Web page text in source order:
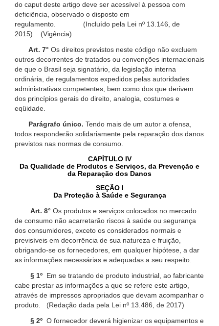
do caput deste artigo deve ser acessível à pessoa com
deficiência, observado o disposto em
regulamento. (Incluído pela Lei nº 13.146, de
2015) (Vigência)
Art. 7° Os direitos previstos neste código não excluem
outros decorrentes de tratados ou convenções internacionais
de que o Brasil seja signatário, da legislação interna
ordinária, de regulamentos expedidos pelas autoridades
administrativas competentes, bem como dos que derivem
dos princípios gerais do direito, analogia, costumes e
eqüidade.
Parágrafo único. Tendo mais de um autor a ofensa,
todos responderão solidariamente pela reparação dos danos
previstos nas normas de consumo.
CAPÍTULO IV
Da Qualidade de Produtos e Serviços, da Prevenção e
da Reparação dos Danos
SEÇÃO I
Da Proteção à Saúde e Segurança
Art. 8° Os produtos e serviços colocados no mercado
de consumo não acarretarão riscos à saúde ou segurança
dos consumidores, exceto os considerados normais e
previsíveis em decorrência de sua natureza e fruição,
obrigando-se os fornecedores, em qualquer hipótese, a dar
as informações necessárias e adequadas a seu respeito.
§ 1º Em se tratando de produto industrial, ao fabricante
cabe prestar as informações a que se refere este artigo,
através de impressos apropriados que devam acompanhar o
produto. (Redação dada pela Lei nº 13.486, de 2017)
§ 2º O fornecedor deverá higienizar os equipamentos e